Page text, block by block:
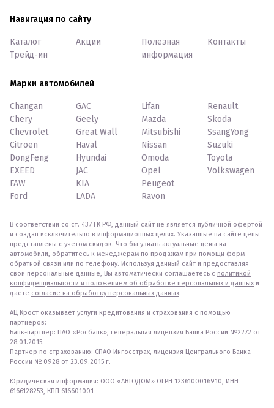
Навигация по сайту
Каталог
Трейд-ин
Акции
Полезная
информация
Контакты
Марки автомобилей
Changan
Chery
Chevrolet
Citroen
DongFeng
EXEED
FAW
Ford
GAC
Geely
Great Wall
Haval
Hyundai
JAC
KIA
LADA
Lifan
Mazda
Mitsubishi
Nissan
Omoda
Opel
Peugeot
Ravon
Renault
Skoda
SsangYong
Suzuki
Toyota
Volkswagen
В соответствии со ст. 437 ГК РФ, данный сайт не является публичной офертой
и создан исключительно в информационных целях. Указанные на сайте цены
представлены с учетом скидок. Что бы узнать актуальные цены на
автомобили, обратитесь к менеджерам по продажам при помощи форм
обратной связи или по телефону. Используя данный сайт и предоставляя
свои персональные данные, Вы автоматически соглашаетесь с политикой
конфиденциальности и положением об обработке персональных и данных и
даете согласие на обработку персональных данных.
АЦ Крост оказывает услуги кредитования и страхования с помощью
партнеров:
Банк-партнер: ПАО «Росбанк», генеральная лицензия Банка России №2272 от
28.01.2015.
Партнер по страхованию: СПАО Ингосстрах, лицензия Центрального Банка
России № 0928 от 23.09.2015 г.
Юридическая информация: ООО «АВТОДОМ» ОГРН 1236100016910, ИНН
6166128253, КПП 616601001